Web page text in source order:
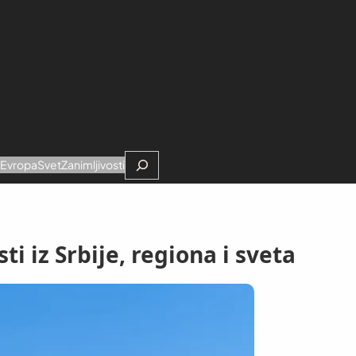
EvropaSvetZanimljivostiSearch
iz Srbije, regiona i sveta